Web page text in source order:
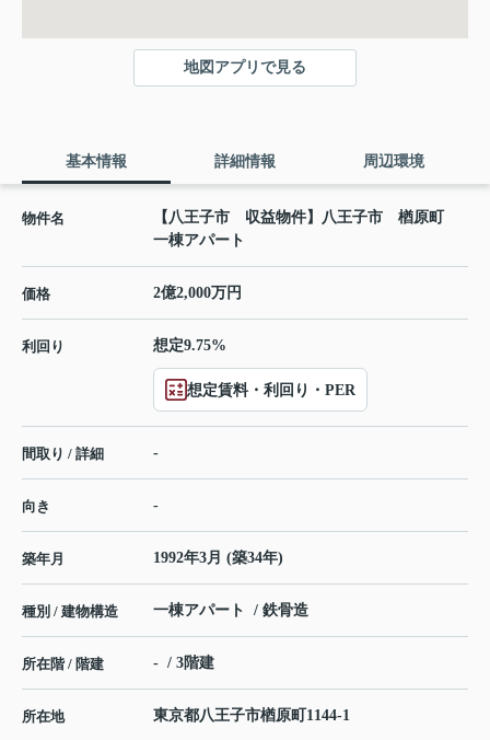
地図アプリで見る
基本情報 詳細情報 周辺環境
物件名
【八王子市 収益物件】八王子市 楢原町
一棟アパート
価格 2億2,000万円
利回り 想定9.75%
想定賃料・利回り・PER
間取り / 詳細 -
向き -
築年月 1992年3月 (築34年)
種別 / 建物構造 一棟アパート / 鉄骨造
所在階 / 階建 - / 3階建
所在地 東京都八王子市楢原町 1144-1